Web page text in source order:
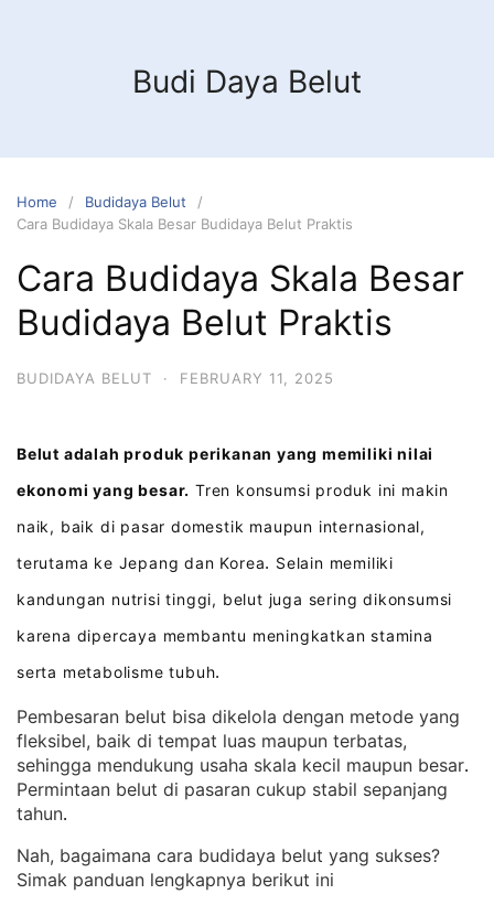
Budi Daya Belut
Home
Budidaya Belut
Cara Budidaya Skala Besar Budidaya Belut Praktis
Cara Budidaya Skala Besar
Budidaya Belut Praktis
BUDIDAYA BELUT · FEBRUARY 11, 2025
Belut adalah produk perikanan yang memiliki nilai
ekonomi yang besar. Tren konsumsi produk ini makin
naik, baik di pasar domestik maupun internasional,
terutama ke Jepang dan Korea. Selain memiliki
kandungan nutrisi tinggi, belut juga sering dikonsumsi
karena dipercaya membantu meningkatkan stamina
serta metabolisme tubuh.
Pembesaran belut bisa dikelola dengan metode yang
fleksibel, baik di tempat luas maupun terbatas,
sehingga mendukung usaha skala kecil maupun besar
Permintaan belut di pasaran cukup stabil sepanjang
tahun.
Nah, bagaimana cara budidaya belut yang sukses?
Simak panduan lengkapnya berikut ini